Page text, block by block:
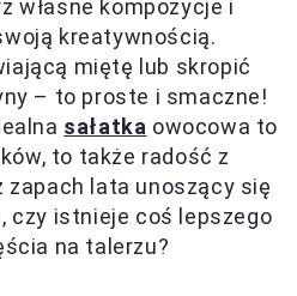
własne kompozycje i
kreatywnością.
miętę lub skropić
– to proste i smaczne!
sałatka owocowa to
to także radość z
zapach lata unoszący się
czy istnieje coś lepszego
na talerzu?